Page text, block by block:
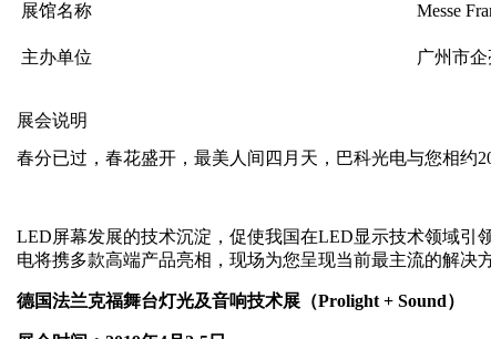
展馆名称 Messe
主办单位 广州市
展会说明
春分已过，春花盛开，最美人间四月天，巴科光电与您相约
LED屏幕发展的技术沉淀，促使我国在LED显示技术领域
电将携多款高端产品亮相，现场为您呈现当前最主流的解决
德国法兰克福舞台灯光及音响技术展（Prolight + Sound）